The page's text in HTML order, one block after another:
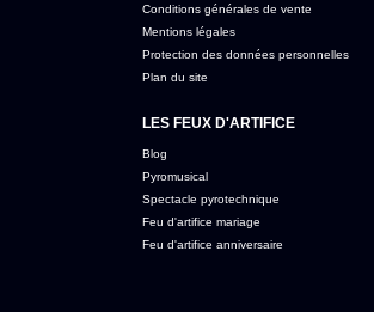
Conditions générales de vente
Mentions légales
Protection des données personnelles
Plan du site
LES FEUX D'ARTIFICE
Blog
Pyromusical
Spectacle pyrotechnique
Feu d'artifice mariage
Feu d'artifice anniversaire